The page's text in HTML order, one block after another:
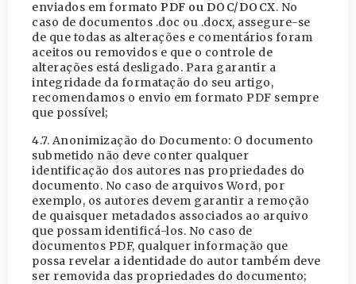
enviados em formato PDF ou DOC/DOCX. No
caso de documentos .doc ou .docx, assegure-se
de que todas as alterações e comentários foram
aceitos ou removidos e que o controle de
alterações está desligado. Para garantir a
integridade da formatação do seu artigo,
recomendamos o envio em formato PDF sempre
que possível;
4.7. Anonimização do Documento: O documento
submetido não deve conter qualquer
identificação dos autores nas propriedades do
documento. No caso de arquivos Word, por
exemplo, os autores devem garantir a remoção
de quaisquer metadados associados ao arquivo
que possam identificá-los. No caso de
documentos PDF, qualquer informação que
possa revelar a identidade do autor também deve
ser removida das propriedades do documento;